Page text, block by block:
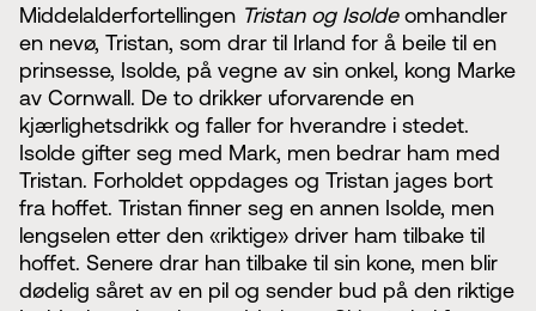
Middelalderfortellingen Tristan og Isoldeomhandler
en nevø, Tristan, som drar til Irland for å beile til en
prinsesse, Isolde, på vegne av sin onkel, kong Marke
av Cornwall. De to drikker uforvarende en
kjærlighetsdrikk og faller for hverandre i stedet.
Isolde gifter seg med Mark, men bedrar ham med
Tristan. Forholdet oppdages og Tristan jages bort
fra hoffet. Tristan finner seg en annen Isolde, men
lengselen etter den «riktige» driver ham tilbake til
hoffet. Senere drar han tilbake til sin kone, men blir
dødelig såret av en pil og sender bud på den riktige